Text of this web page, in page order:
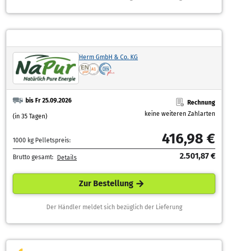
Herm GmbH & Co. KG
bis Fr 25.09.2026
(in 35 Tagen)
Rechnung
keine weiteren Zahlarten
1000 kg Pelletspreis: 416,98 €
Brutto gesamt: Details 2.501,87 €
Zur Bestellung
Der Händler meldet sich bezüglich der Lieferung